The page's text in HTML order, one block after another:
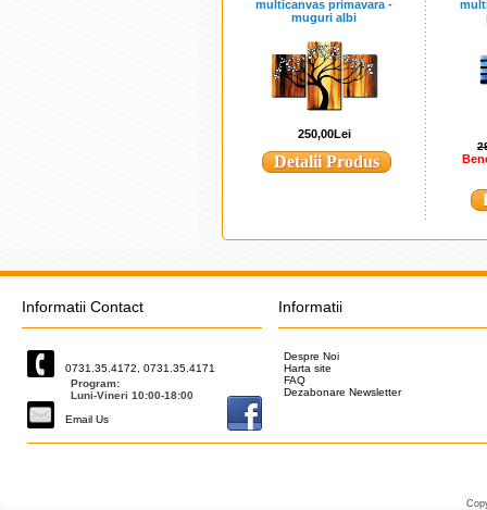
multicanvas primavara -
muguri albi
250,00Lei
Detalii Produs
Informatii Contact
0731.35.4172, 0731.35.4171
Program:
Luni-Vineri 10:00-18:00
Email Us
Informatii
Despre Noi
Harta site
FAQ
Dezabonare Newsletter